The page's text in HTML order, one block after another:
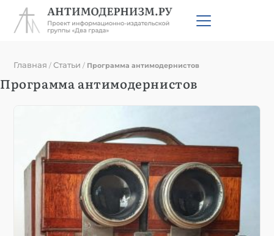
Главная /Статьи / Программа антимодернистов
Программа антимодернистов